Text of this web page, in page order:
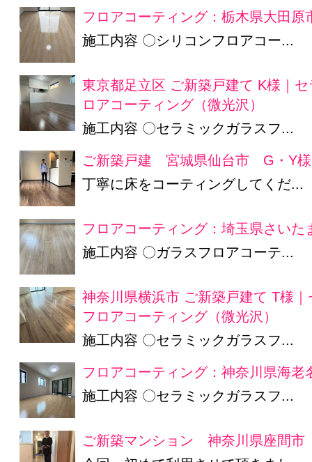
フロアコーティング：栃木県大田原
施工内容 〇シリコンフロアコー...
東京都足立区 ご新築戸建て K様｜
ロアコーティング（微光沢）
施工内容 〇セラミックガラスフ...
ご新築戸建 宮城県仙台市 G・Y様
丁寧に床をコーティングしてくだ...
フロアコーティング：埼玉県さいた
施工内容 〇ガラスフロアコーテ...
神奈川県横浜市 ご新築戸建て T様
フロアコーティング（微光沢）
施工内容 〇セラミックガラスフ...
フロアコーティング：神奈川県海老
施工内容 〇セラミックガラスフ...
ご新築マンション 神奈川県座間